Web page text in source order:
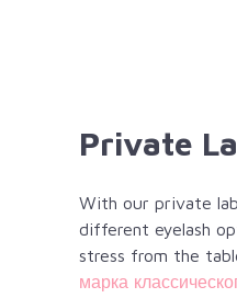
Private
With our private
different eyelash
stress from the
марка